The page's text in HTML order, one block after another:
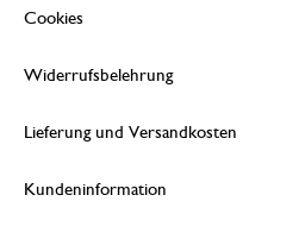
Cookies
Widerrufsbelehrung
Lieferung und Versandkosten
Kundeninformation